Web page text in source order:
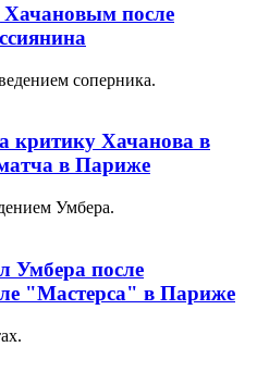
Хачановым после
соперника.
критику Хачанова в
в Париже
Умбера.
Умбера после
"Мастерса" в Париже